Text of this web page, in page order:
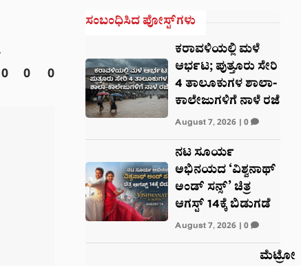
0 0 0
ಸಂಬಂಧಿಸಿದ ಪೋಸ್ಟ್‌ಗಳು
ಕರಾವಳಿಯಲ್ಲಿ ಮಳೆ
ಆರ್ಭಟ; ಪುತ್ತೂರು ಸೇರಿ
4 ತಾಲೂಕುಗಳ ಶಾಲಾ-
ಕಾಲೇಜುಗಳಿಗೆ ನಾಳೆ ರಜೆ
August 7, 2026| 0
ನಟ ಸೂರ್ಯ
ಅಭಿನಯದ ‘ವಿಶ್ವನಾಥ್
ಅಂಡ್ ಸನ್ಸ್’ ಚಿತ್ರ
ಆಗಸ್ಟ್ 14ಕ್ಕೆ ಬಿಡುಗಡೆ
August 7, 2026| 0
ಮೆಟ್ರೋ